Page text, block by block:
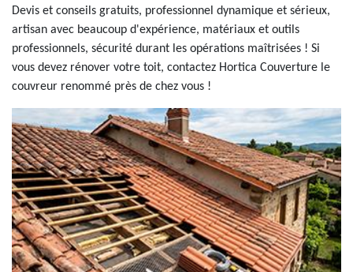
Devis et conseils gratuits, professionnel dynamique et sérieux,
artisan avec beaucoup d'expérience, matériaux et outils
professionnels, sécurité durant les opérations maîtrisées ! Si
vous devez rénover votre toit, contactez Hortica Couverture le
couvreur renommé près de chez vous !